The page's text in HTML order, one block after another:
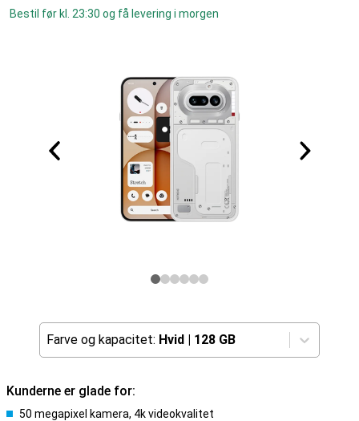
Bestil før kl. 23:30 og få levering i morgen
Farve og kapacitet: Hvid | 128 GB
Kunderne er glade for:
50 megapixel kamera, 4k videokvalitet